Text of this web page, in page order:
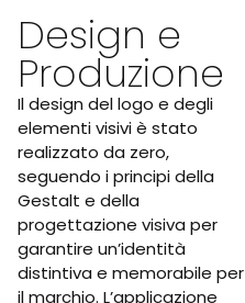
Design e
Produzione
Il design del logo e degli
elementi visivi è stato
realizzato da zero,
seguendo i principi della
Gestalt e della
progettazione visiva per
garantire un’identità
distintiva e memorabile per
il marchio. L’applicazione